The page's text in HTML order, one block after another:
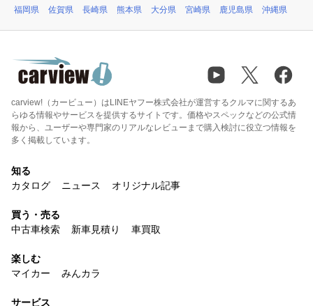
福岡県
佐賀県 長崎県 熊本県 大分県 宮崎県 鹿児島県 沖縄県
carview!（カービュー）はLINEヤフー株式会社が運営するクルマに関するあ
らゆる情報やサービスを提供するサイトです。価格やスペックなどの公式情
報から、ユーザーや専門家のリアルなレビューまで購入検討に役立つ情報を
多く掲載しています。
知る
カタログ
ニュース オリジナル記事
買う・売る
中古車検索
新車見積り 車買取
楽しむ
マイカー
みんカラ
サービス